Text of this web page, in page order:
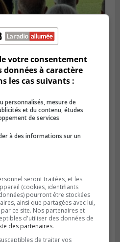
pourrait vivre une
discutent d’une
votre consentement
à caractère
les cas suivants :
personnalisés, mesure de
et du contenu, études
de services
à des informations sur un
seront traitées, et les
(cookies, identifiants
pourront être stockées
ainsi que partagées avec lui,
ce site. Nos partenaires et
d'utiliser des données de
des partenaires.
de traiter vos